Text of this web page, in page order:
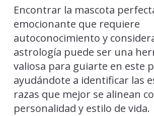
Encontrar la mascota
emocionante que requiere
autoconocimiento y
astrología puede ser una
valiosa para guiarte en este
ayudándote a identificar las
razas que mejor se alinean
personalidad y estilo de vida.